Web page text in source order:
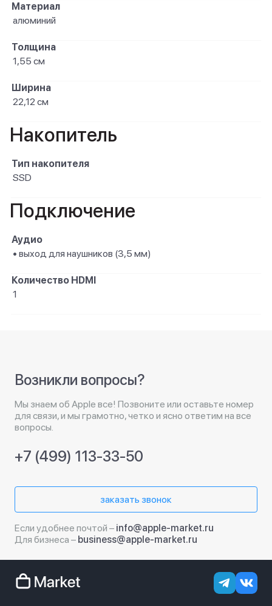
Материал
алюминий
Толщина
1,55 см
Ширина
22,12 см
Накопитель
Тип накопителя
SSD
Подключение
Аудио
• выход для наушников (3,5 мм)
Количество HDMI
1
Возникли вопросы?
Мы знаем об Apple все! Позвоните или оставьте номер
для связи, и мы грамотно, четко и ясно ответим на все
вопросы.
+7 (499) 113-33-50
заказать звонок
Если удобнее почтой – info@apple-market.ru
Для бизнеса – business@apple-market.ru